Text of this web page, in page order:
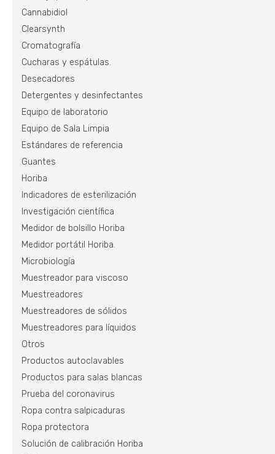
Cannabidiol
Clearsynth
Cromatografía
Cucharas y espátulas.
Desecadores
Detergentes y desinfectantes
Equipo de laboratorio
Equipo de Sala Limpia
Estándares de referencia
Guantes
Horiba
Indicadores de esterilización
Investigación científica
Medidor de bolsillo Horiba
Medidor portátil Horiba.
Microbiología
Muestreador para viscoso
Muestreadores
Muestreadores de sólidos
Muestreadores para líquidos
Otros
Productos autoclavables
Productos para salas blancas
Prueba del coronavirus
Ropa contra salpicaduras
Ropa protectora
Solución de calibración Horiba